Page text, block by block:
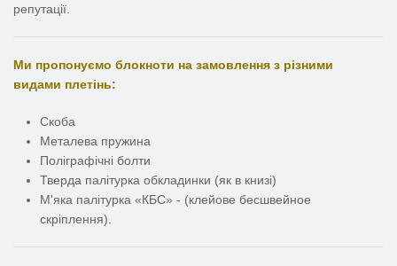
репутації.
Ми пропонуємо блокноти на замовлення з різними
видами плетінь:
Скоба
Металева пружина
Поліграфічні болти
Тверда палітурка обкладинки (як в книзі)
М'яка палітурка «КБС» - (клейове бесшвейное
скріплення).